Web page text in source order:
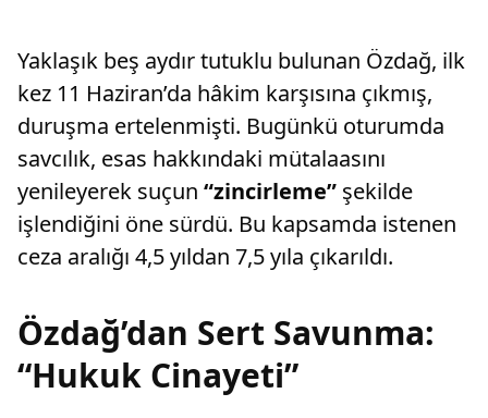
Yaklaşık beş aydır tutuklu bulunan Özdağ, ilk
kez 11 Haziran’da hâkim karşısına çıkmış,
duruşma ertelenmişti. Bugünkü oturumda
savcılık, esas hakkındaki mütalaasını
yenileyerek suçun “zincirleme” şekilde
işlendiğini öne sürdü. Bu kapsamda istenen
ceza aralığı 4,5 yıldan 7,5 yıla çıkarıldı.
Özdağ’dan Sert Savunma:
“Hukuk Cinayeti”